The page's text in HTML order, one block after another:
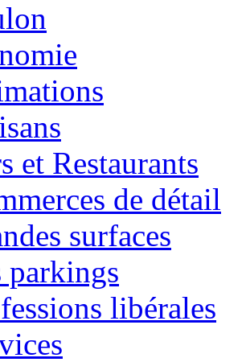
et Restaurants
de détail
surfaces
parkings
libérales